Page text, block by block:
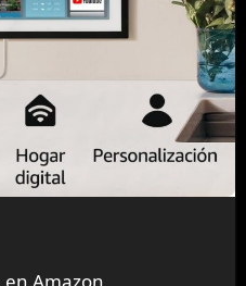
Amazon